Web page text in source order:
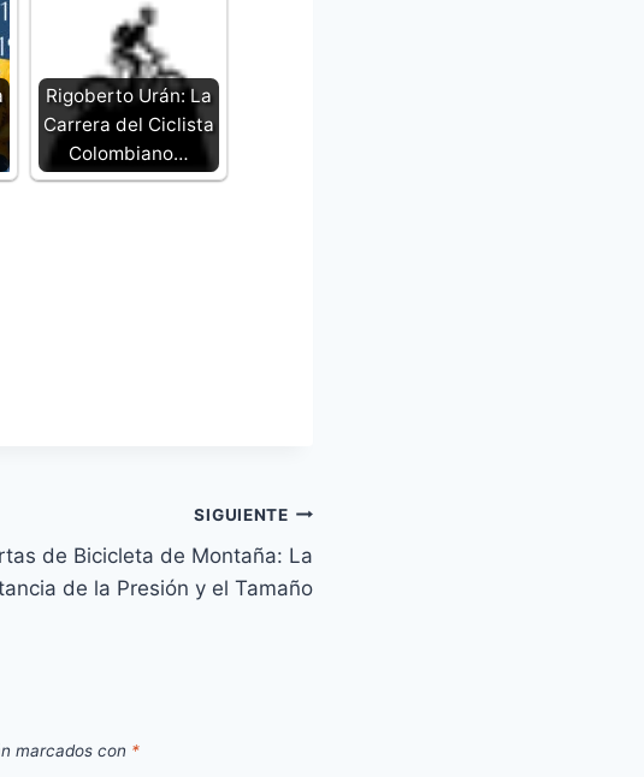
Rigoberto Urán: La
Carrera del Ciclista
Colombiano…
SIGUIENTE
de Bicicleta de Montaña: La
de la Presión y el Tamaño
marcados con *